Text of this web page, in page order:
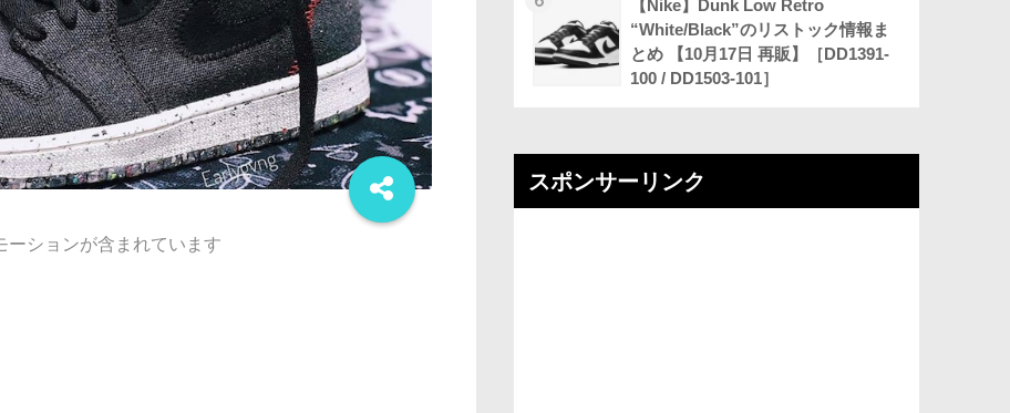
ーションが含まれています
【Nike】Dunk Low Retro
“White/Black”のリストック情報ま
とめ 【10月17日 再販】［DD1391-
100 / DD1503-101］
スポンサーリンク